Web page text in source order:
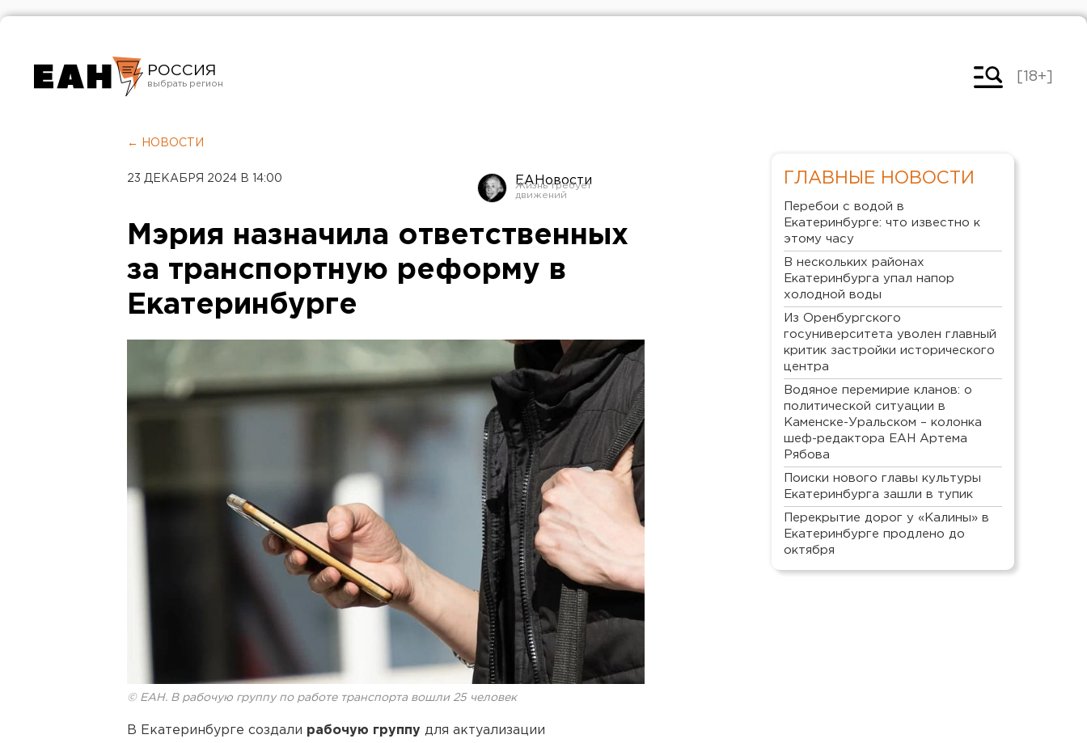
РОССИЯ
Челябинск
[18+]
← НОВОСТИ
23 ДЕКАБРЯ 2024 В 14:00 ЕАНовости
Мэрия назначила ответственных
за транспортную реформу в
Екатеринбурге
© ЕАН. В рабочую группу по работе транспорта вошли 25 человек
В Екатеринбурге создали рабочую группу для актуализации
ГЛАВНЫЕ НОВОСТИ
Перебои с водой в
Екатеринбурге: что известно к
этому часу
В нескольких районах
Екатеринбурга упал напор
холодной воды
Из Оренбургского
госуниверситета уволен главный
критик застройки исторического
центра
Водяное перемирие кланов: о
политической ситуации в
Каменске-Уральском – колонка
шеф-редактора ЕАН Артема
Рябова
Поиски нового главы культуры
Екатеринбурга зашли в тупик
Перекрытие дорог у «Калины» в
Екатеринбурге продлено до
октября